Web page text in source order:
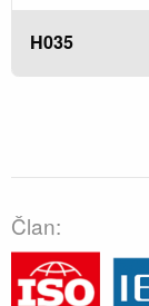
H035
Član: